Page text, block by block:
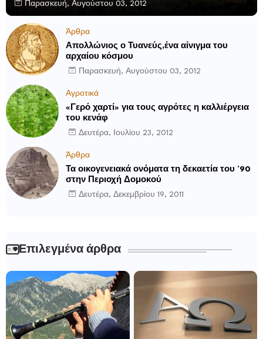
Παρασκευή, Αυγούστου 03, 2012
Άρθρα
Απολλώνιος ο Τυανεύς,ένα αίνιγμα του
αρχαίου κόσμου
Παρασκευή, Αυγούστου 03, 2012
Αγροτικά
«Γερό χαρτί» για τους αγρότες η καλλιέργεια
του κενάφ
Δευτέρα, Ιουλίου 23, 2012
Άρθρα
Τα οικογενειακά ονόματα τη δεκαετία του ’90
στην Περιοχή Δομοκού
Δευτέρα, Δεκεμβρίου 19, 2011
Επιλεγμένα άρθρα